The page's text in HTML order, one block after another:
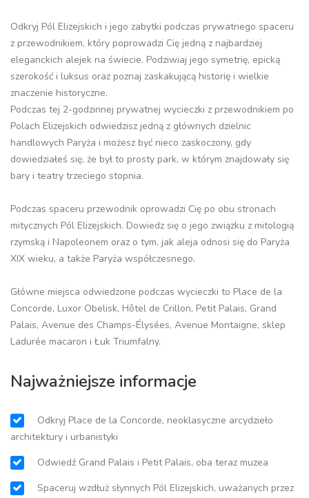
Odkryj Pól Elizejskich i jego zabytki podczas prywatnego spaceru
z przewodnikiem, który poprowadzi Cię jedną z najbardziej
eleganckich alejek na świecie. Podziwiaj jego symetrię, epicką
szerokość i luksus oraz poznaj zaskakującą historię i wielkie
znaczenie historyczne.
Podczas tej 2-godzinnej prywatnej wycieczki z przewodnikiem po
Polach Elizejskich odwiedzisz jedną z głównych dzielnic
handlowych Paryża i możesz być nieco zaskoczony, gdy
dowiedziałeś się, że był to prosty park, w którym znajdowały się
bary i teatry trzeciego stopnia.
Podczas spaceru przewodnik oprowadzi Cię po obu stronach
mitycznych Pól Elizejskich. Dowiedz się o jego związku z mitologią
rzymską i Napoleonem oraz o tym, jak aleja odnosi się do Paryża
XIX wieku, a także Paryża współczesnego.
Główne miejsca odwiedzone podczas wycieczki to Place de la
Concorde, Luxor Obelisk, Hôtel de Crillon, Petit Palais, Grand
Palais, Avenue des Champs-Élysées, Avenue Montaigne, sklep
Ladurée macaron i Łuk Triumfalny.
Najważniejsze informacje
Odkryj Place de la Concorde, neoklasyczne arcydzieło
architektury i urbanistyki
Odwiedź Grand Palais i Petit Palais, oba teraz muzea
Spaceruj wzdłuż słynnych Pól Elizejskich, uważanych przez